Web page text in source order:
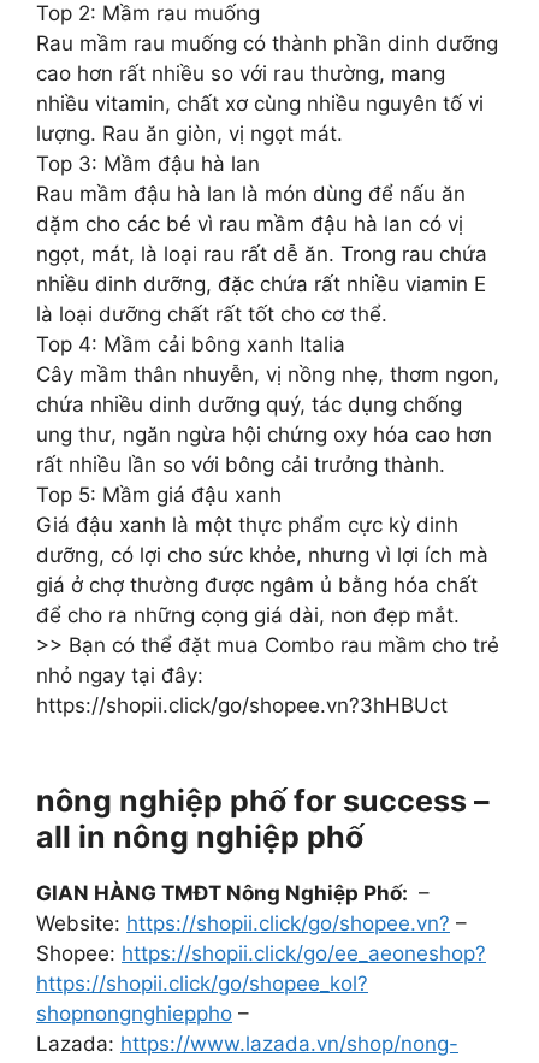
Top 2: Mầm rau muống
Rau mầm rau muống có thành phần dinh dưỡng
cao hơn rất nhiều so với rau thường, mang
nhiều vitamin, chất xơ cùng nhiều nguyên tố vi
lượng. Rau ăn giòn, vị ngọt mát.
Top 3: Mầm đậu hà lan
Rau mầm đậu hà lan là món dùng để nấu ăn
dặm cho các bé vì rau mầm đậu hà lan có vị
ngọt, mát, là loại rau rất dễ ăn. Trong rau chứa
nhiều dinh dưỡng, đặc chứa rất nhiều viamin E
là loại dưỡng chất rất tốt cho cơ thể.
Top 4: Mầm cải bông xanh Italia
Cây mầm thân nhuyễn, vị nồng nhẹ, thơm ngon,
chứa nhiều dinh dưỡng quý, tác dụng chống
ung thư, ngăn ngừa hội chứng oxy hóa cao hơn
rất nhiều lần so với bông cải trưởng thành.
Top 5: Mầm giá đậu xanh
Giá đậu xanh là một thực phẩm cực kỳ dinh
dưỡng, có lợi cho sức khỏe, nhưng vì lợi ích mà
giá ở chợ thường được ngâm ủ bằng hóa chất
để cho ra những cọng giá dài, non đẹp mắt.
>> Bạn có thể đặt mua Combo rau mầm cho trẻ
nhỏ ngay tại đây:
https://shopii.click/go/shopee.vn?3hHBUct
nông nghiệp phố for success –
all in nông nghiệp phố
GIAN HÀNG TMĐT Nông Nghiệp Phố: –
Website: https://shopii.click/go/shopee.vn? –
Shopee: https://shopii.click/go/ee_aeoneshop?
https://shopii.click/go/shopee_kol?
shopnongnghieppho –
Lazada: https://www.lazada.vn/shop/nong-